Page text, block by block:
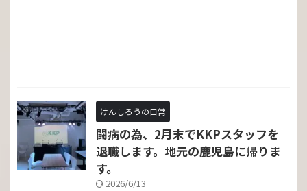
けんしろうの日常
闘病の為、2月末でKKPスタッフを
退職します。地元の鹿児島に帰りま
す。
2026/6/13